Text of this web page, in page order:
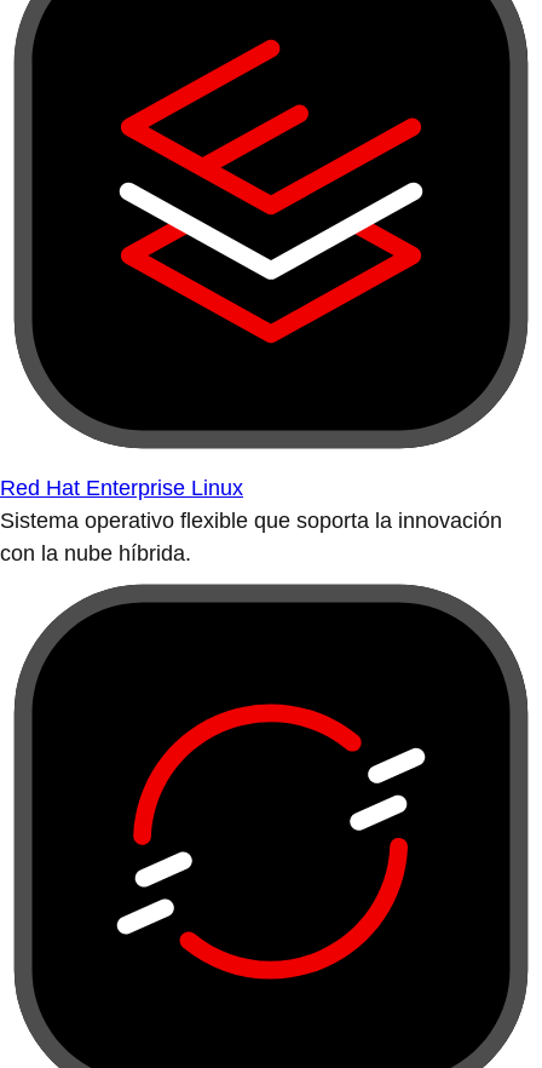
Red Hat Enterprise Linux
Sistema operativo flexible que soporta la innovación
con la nube híbrida.